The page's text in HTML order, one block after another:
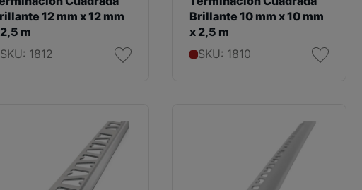
12 mm x 12 mm
m
SKU: 1812
Brillante 10 mm x 10 mm
x 2,5 m
SKU: 1810